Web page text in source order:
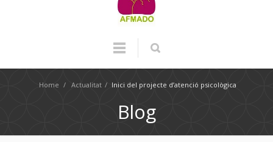
Home / Actualitat / Inici del projecte d’atenció psicològica
Blog